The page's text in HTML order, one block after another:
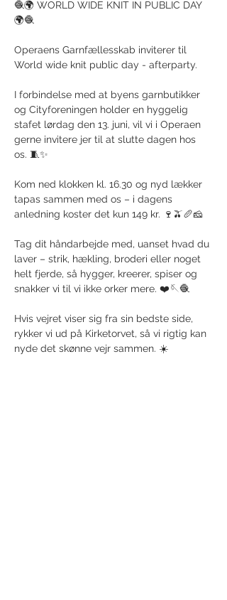
🧶🌍 WORLD WIDE KNIT IN PUBLIC DAY
🌍🧶
Operaens Garnfællesskab inviterer til
World wide knit public day - afterparty.
I forbindelse med at byens garnbutikker
og Cityforeningen holder en hyggelig
stafet lørdag den 13. juni, vil vi i Operaen
gerne invitere jer til at slutte dagen hos
os. 🧵✨
Kom ned klokken kl. 16.30 og nyd lækker
tapas sammen med os – i dagens
anledning koster det kun 149 kr. 🍷🫒🥖🧀
Tag dit håndarbejde med, uanset hvad du
laver – strik, hækling, broderi eller noget
helt fjerde, så hygger, kreerer, spiser og
snakker vi til vi ikke orker mere. ❤️🪡🧶
Hvis vejret viser sig fra sin bedste side,
rykker vi ud på Kirketorvet, så vi rigtig kan
nyde det skønne vejr sammen. ☀️